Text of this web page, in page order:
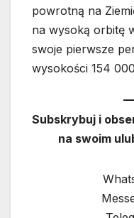
powrotną na
na wysoką orbitę
swoje pierwsze
wysokości 154
Subskrybuj i
na swoim